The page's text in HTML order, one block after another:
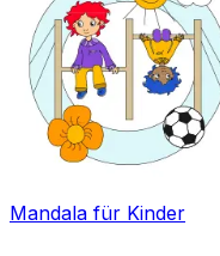
Mandala für Kinder